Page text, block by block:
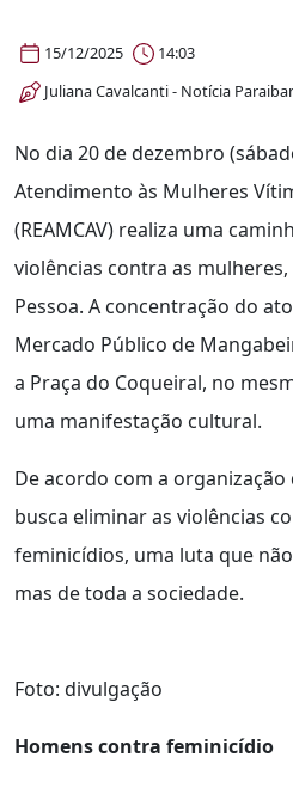
15/12/2025
14:03
Juliana Cavalcanti - Notícia
No dia 20 de dezembro
Atendimento às Mulheres
(REAMCAV) realiza uma
violências contra as mulheres,
Pessoa. A concentração do
Mercado Público de
a Praça do Coqueiral, no
uma manifestação cultural.
De acordo com a
busca eliminar as violências
feminicídios, uma luta que
mas de toda a sociedade.
Foto: divulgação
Homens contra feminicídio